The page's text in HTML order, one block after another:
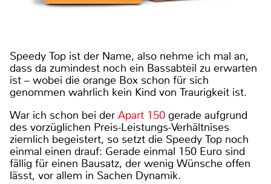
Speedy Top ist der Name, also nehme ich mal an,
dass da zumindest noch ein Bassabteil zu erwarten
ist – wobei die orange Box schon für sich
genommen wahrlich kein Kind von Traurigkeit ist.
War ich schon bei der Apart 150 gerade aufgrund
des vorzüglichen Preis-Leistungs-Verhältnises
ziemlich begeistert, so setzt die Speedy Top noch
einmal einen drauf: Gerade einmal 150 Euro sind
fällig für einen Bausatz, der wenig Wünsche offen
lässt, vor allem in Sachen Dynamik.